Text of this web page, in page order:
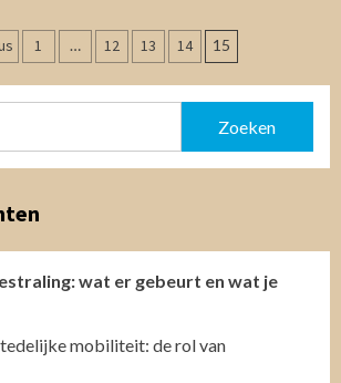
1 … 12 13 14 15
wat er gebeurt en wat je
mobiliteit: de rol van